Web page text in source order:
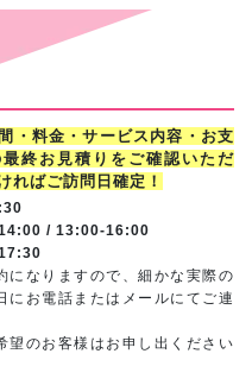
・料金・サービス内容・お支
終お見積りをご確認いただ
ればご訪問日確定！
/ 13:00-16:00
になりますので、細かな実際の
にお電話またはメールにてご連
のお客様はお申し出ください